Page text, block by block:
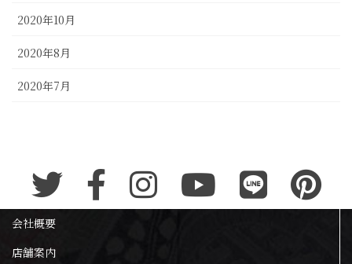
2020年10月
2020年8月
2020年7月
会社概要
店舗案内